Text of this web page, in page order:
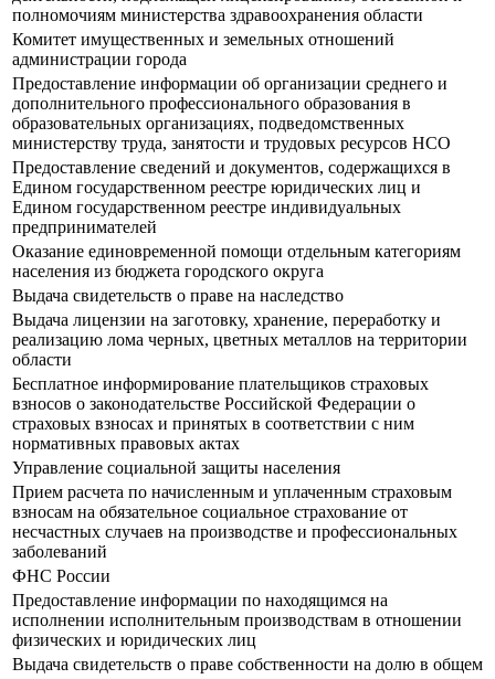
полномочиям министерства здравоохранения области
Комитет имущественных и земельных отношений
администрации города
Предоставление информации об организации среднего и
дополнительного профессионального образования в
образовательных организациях, подведомственных
министерству труда, занятости и трудовых ресурсов НСО
Предоставление сведений и документов, содержащихся в
Едином государственном реестре юридических лиц и
Едином государственном реестре индивидуальных
предпринимателей
Оказание единовременной помощи отдельным категориям
населения из бюджета городского округа
Выдача свидетельств о праве на наследство
Выдача лицензии на заготовку, хранение, переработку и
реализацию лома черных, цветных металлов на территории
области
Бесплатное информирование плательщиков страховых
взносов о законодательстве Российской Федерации о
страховых взносах и принятых в соответствии с ним
нормативных правовых актах
Управление социальной защиты населения
Прием расчета по начисленным и уплаченным страховым
взносам на обязательное социальное страхование от
несчастных случаев на производстве и профессиональных
заболеваний
ФНС России
Предоставление информации по находящимся на
исполнении исполнительным производствам в отношении
физических и юридических лиц
Выдача свидетельств о праве собственности на долю в общем